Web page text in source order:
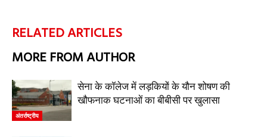
RELATED ARTICLES
MORE FROM AUTHOR
अंतर्राष्ट्रीय
सेना के कॉलेज में लड़कियों के यौन शोषण की
खौफनाक घटनाओं का बीबीसी पर खुलासा